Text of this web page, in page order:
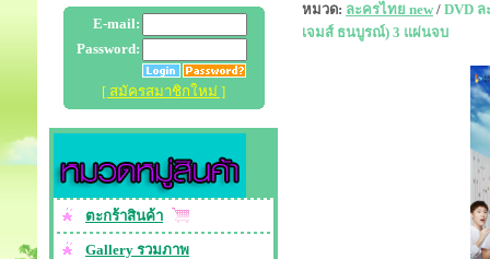
E-mail:
Password:
[ สมัครสมาชิกใหม่ ]
ตะกร้าสินค้า
Gallery รวมภาพ
หมวด: ละครไทย new / DVD
เจมส์ ธนบูรณ์) 3 แผ่นจบ